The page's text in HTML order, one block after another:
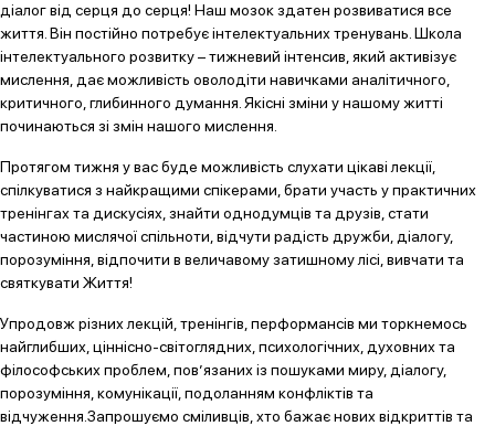
діалог від серця до серця! Наш мозок здатен розвиватися все
життя. Він постійно потребує інтелектуальних тренувань. Школа
інтелектуального розвитку – тижневий інтенсив, який активізує
мислення, дає можливість оволодіти навичками аналітичного,
критичного, глибинного думання. Якісні зміни у нашому житті
починаються зі змін нашого мислення.
Протягом тижня у вас буде можливість слухати цікаві лекції,
спілкуватися з найкращими спікерами, брати участь у практичних
тренінгах та дискусіях, знайти однодумців та друзів, стати
частиною мислячої спільноти, відчути радість дружби, діалогу,
порозуміння, відпочити в величавому затишному лісі, вивчати та
святкувати Життя!
Упродовж різних лекцій, тренінгів, перформансів ми торкнемось
найглибших, ціннісно-світоглядних, психологічних, духовних та
філософських проблем, пов’язаних із пошуками миру, діалогу,
порозуміння, комунікації, подоланням конфліктів та
відчуження.Запрошуємо сміливців, хто бажає нових відкриттів та